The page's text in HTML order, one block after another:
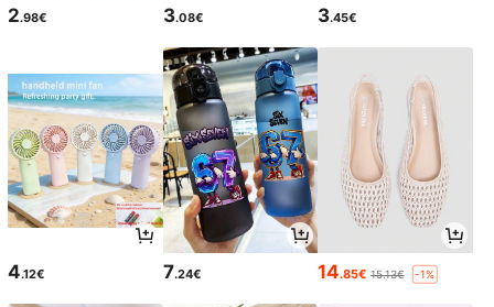
2.98€ 3.08€ 3.45€
4.12€ 7.24€ 14.85€ 15.13€ -1%